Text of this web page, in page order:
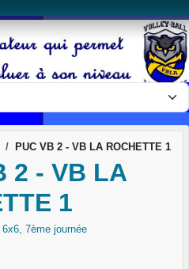
PUC VB 2 - VB LA ROCHETTE 1
2 - VB LA
1
7ème journée